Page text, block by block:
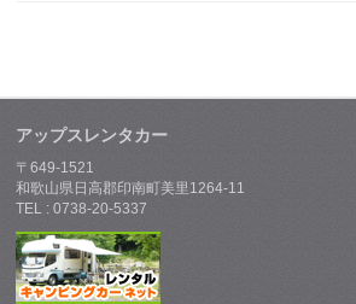
アップスレンタカー
〒649-1521
和歌山県日高郡印南町美里1264-11
TEL : 0738-20-5337